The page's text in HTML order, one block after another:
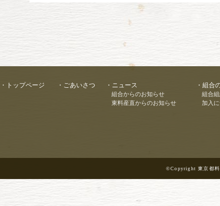
トップページ ごあいさつ ニュース
組合からのお知らせ
東料産直からのお知らせ
組合
組合
加入
©Copyright 東京都